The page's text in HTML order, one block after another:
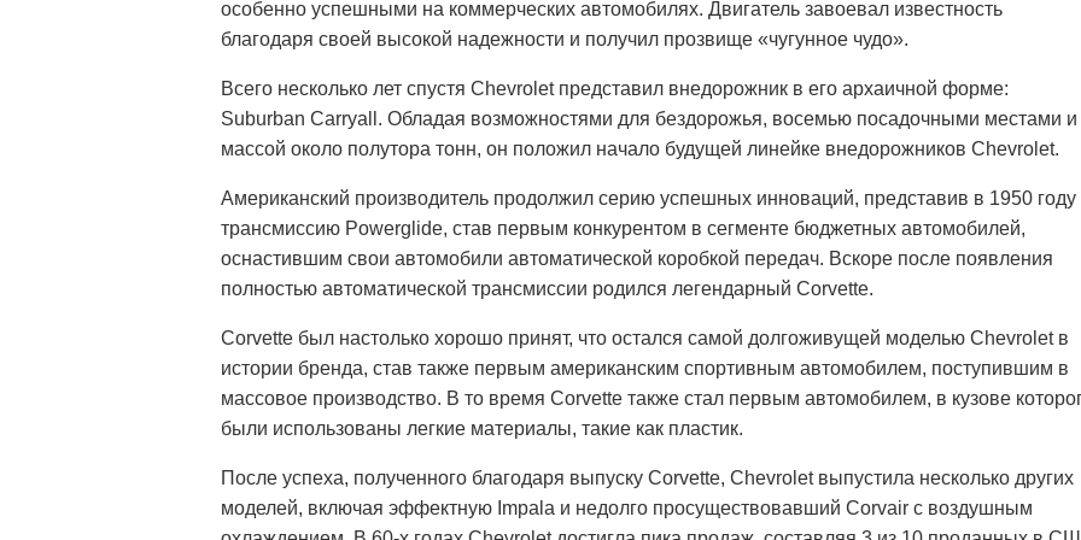
особенно успешными на коммерческих автомобилях. Двигатель завоевал известность
благодаря своей высокой надежности и получил прозвище «чугунное чудо».
Всего несколько лет спустя Chevrolet представил внедорожник в его архаичной форме:
Suburban Carryall. Обладая возможностями для бездорожья, восемью посадочными местами и
массой около полутора тонн, он положил начало будущей линейке внедорожников Chevrolet.
Американский производитель продолжил серию успешных инноваций, представив в 1950 году
трансмиссию Powerglide, став первым конкурентом в сегменте бюджетных автомобилей,
оснастившим свои автомобили автоматической коробкой передач. Вскоре после появления
полностью автоматической трансмиссии родился легендарный Corvette.
Corvette был настолько хорошо принят, что остался самой долгоживущей моделью Chevrolet в
истории бренда, став также первым американским спортивным автомобилем, поступившим в
массовое производство. В то время Corvette также стал первым автомобилем, в кузове
были использованы легкие материалы, такие как пластик.
После успеха, полученного благодаря выпуску Corvette, Chevrolet выпустила несколько других
моделей, включая эффектную Impala и недолго просуществовавший Corvair с воздушным